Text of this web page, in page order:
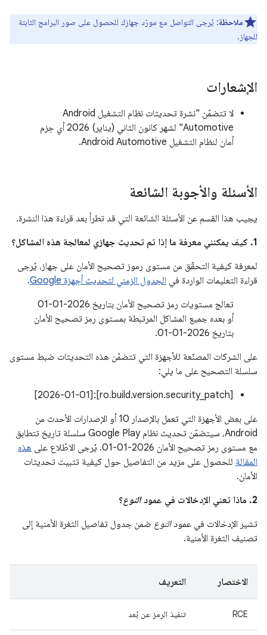
ملاحظة: يُرجى التواصل مع مورّد جهازك للحصول على صور البرامج الثابتة
للجهاز.
الإشعارات
لا تتضمّن "نشرة تحديثات نظام التشغيل Android
Automotive" لشهر كانون الثاني (يناير) 2026 أي حِزم
أمان لنظام التشغيل Android Automotive.
الأسئلة والأجوبة الشائعة
يجيب هذا القسم عن الأسئلة الشائعة التي قد تطرأ بعد قراءة هذا النشرة.
1. كيف يمكنني معرفة ما إذا تم تحديث جهازي لمعالجة هذه المشاكل؟
لمعرفة كيفية التحقّق من مستوى رموز تصحيح الأمان على جهاز، يُرجى
قراءة التعليمات الواردة في الجدول الزمني لتحديث أجهزة Google
.
تعالج مستويات رمز تصحيح الأمان بتاريخ 2026-01-01
أو بعده جميع المشاكل المرتبطة بمستوى رمز تصحيح الأمان
بتاريخ 2026-01-01.
على الشركات المصنّعة للأجهزة التي تتضمّن هذه التحديثات ضبط مستوى
سلسلة التصحيح على ما يلي:
[ro.build.version.security_patch]:[2026-01-01]
على بعض الأجهزة التي تعمل بالإصدار 10 أو الإصدارات الأحدث من
Android، سيتضمّن تحديث نظام Google Play سلسلة تاريخ تتطابق
مع مستوى رمز تصحيح الأمان 2026-01-01. يُرجى الاطّلاع على
هذه
المقالة للحصول على مزيد من التفاصيل حول كيفية تثبيت تحديثات
الأمان.
2. ماذا تعني الإدخالات في عمود
النوع؟
تشير الإدخالات في عمودالنوع ضمن جدول تفاصيل الثغرة الأمنية إلى
تصنيف الثغرة الأمنية.
الاختصار التعريف
RCE تنفيذ الرمز عن بُعد